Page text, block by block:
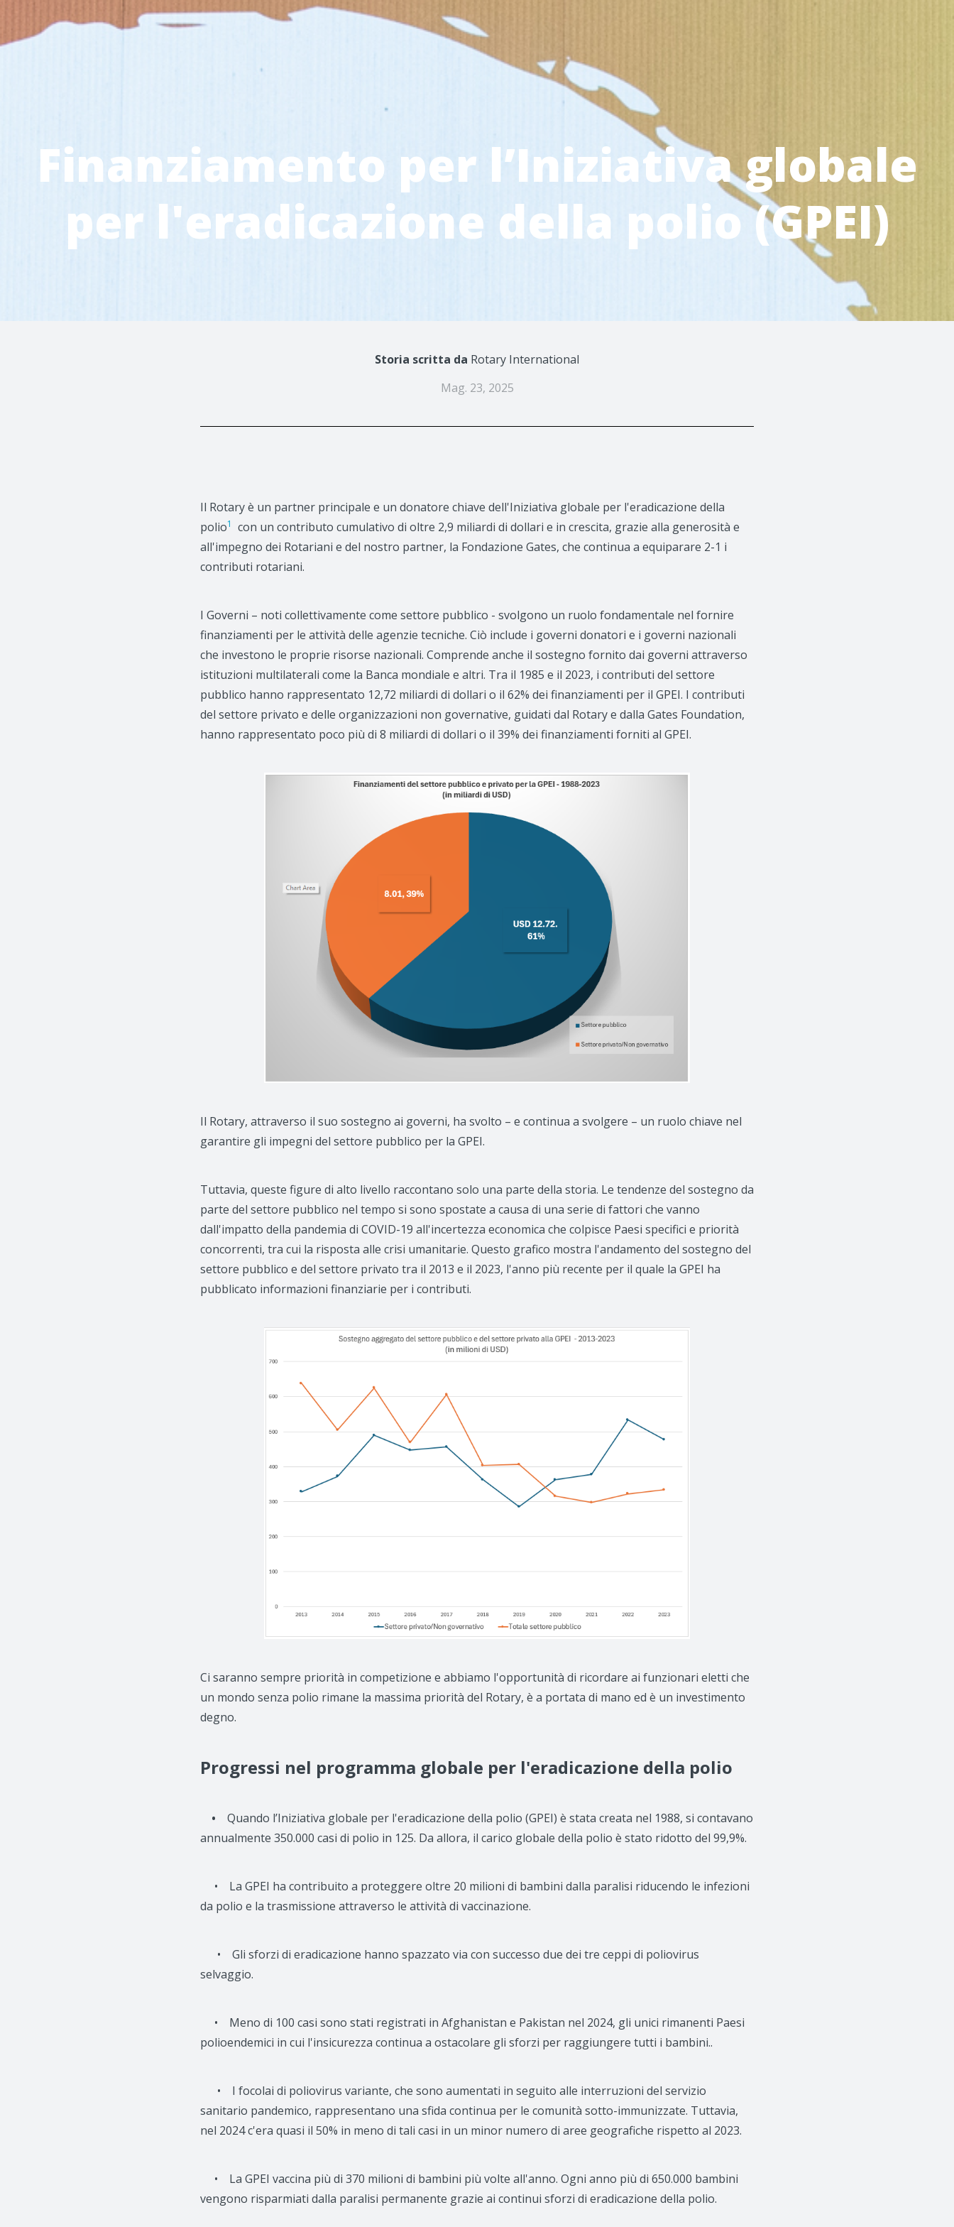
Finanziamento per l’Iniziativa globale
per l'eradicazione della polio (GPEI)
Storia scritta da Rotary International
Mag. 23, 2025
Il Rotary è un partner principale e un donatore chiave dell'Iniziativa globale per l'eradicazione della
polio1
con un contributo cumulativo di oltre 2,9 miliardi di dollari e in crescita, grazie alla generosità e
all'impegno dei Rotariani e del nostro partner, la Fondazione Gates, che continua a equiparare 2-1 i
contributi rotariani.
I Governi – noti collettivamente come settore pubblico - svolgono un ruolo fondamentale nel fornire
finanziamenti per le attività delle agenzie tecniche. Ciò include i governi donatori e i governi nazionali
che investono le proprie risorse nazionali. Comprende anche il sostegno fornito dai governi attraverso
istituzioni multilaterali come la Banca mondiale e altri. Tra il 1985 e il 2023, i contributi del settore
pubblico hanno rappresentato 12,72 miliardi di dollari o il 62% dei finanziamenti per il GPEI. I contributi
del settore privato e delle organizzazioni non governative, guidati dal Rotary e dalla Gates Foundation,
hanno rappresentato poco più di 8 miliardi di dollari o il 39% dei finanziamenti forniti al GPEI.
Il Rotary, attraverso il suo sostegno ai governi, ha svolto – e continua a svolgere – un ruolo chiave nel
garantire gli impegni del settore pubblico per la GPEI.
Tuttavia, queste figure di alto livello raccontano solo una parte della storia. Le tendenze del sostegno da
parte del settore pubblico nel tempo si sono spostate a causa di una serie di fattori che vanno
dall'impatto della pandemia di COVID-19 all'incertezza economica che colpisce Paesi specifici e priorità
concorrenti, tra cui la risposta alle crisi umanitarie. Questo grafico mostra l'andamento del sostegno del
settore pubblico e del settore privato tra il 2013 e il 2023, l'anno più recente per il quale la GPEI ha
pubblicato informazioni finanziarie per i contributi.
Ci saranno sempre priorità in competizione e abbiamo l'opportunità di ricordare ai funzionari eletti che
un mondo senza polio rimane la massima priorità del Rotary, è a portata di mano ed è un investimento
degno.
Progressi nel programma globale per l'eradicazione della polio
•
Quando l’Iniziativa globale per l'eradicazione della polio (GPEI) è stata creata nel 1988, si contavano
annualmente 350.000 casi di polio in 125. Da allora, il carico globale della polio è stato ridotto del 99,9%.
• La GPEI ha contribuito a proteggere oltre 20 milioni di bambini dalla paralisi riducendo le infezioni
da polio e la trasmissione attraverso le attività di vaccinazione.
• Gli sforzi di eradicazione hanno spazzato via con successo due dei tre ceppi di poliovirus
selvaggio.
• Meno di 100 casi sono stati registrati in Afghanistan e Pakistan nel 2024, gli unici rimanenti Paesi
polioendemici in cui l'insicurezza continua a ostacolare gli sforzi per raggiungere tutti i bambini..
• I focolai di poliovirus variante, che sono aumentati in seguito alle interruzioni del servizio
sanitario pandemico, rappresentano una sfida continua per le comunità sotto-immunizzate. Tuttavia,
nel 2024 c'era quasi il 50% in meno di tali casi in un minor numero di aree geografiche rispetto al 2023.
• La GPEI vaccina più di 370 milioni di bambini più volte all'anno. Ogni anno più di 650.000 bambini
vengono risparmiati dalla paralisi permanente grazie ai continui sforzi di eradicazione della polio.